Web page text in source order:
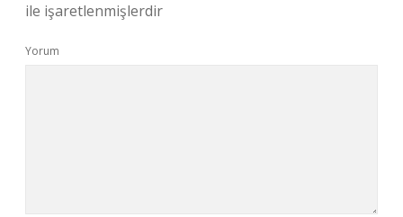
ile işaretlenmişlerdir
Yorum